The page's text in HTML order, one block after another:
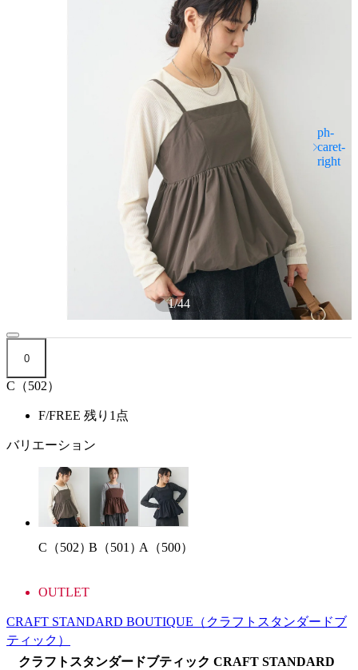
1/44
0
C（502）
F/FREE 残り1点
バリエーション
C（502）B（501）A（500）
OUTLET
CRAFT STANDARD BOUTIQUE （クラフトスタンダードブ
ティック）
クラフトスタンダードブティック CRAFT STANDARD